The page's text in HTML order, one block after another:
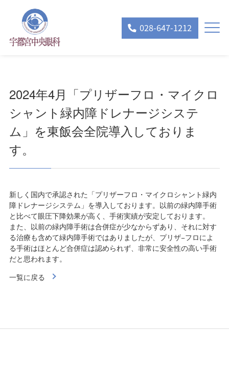
028-647-1212
2024年4月「プリザーフロ・マイクロ
シャント緑内障ドレナージシステ
ム」を東飯会全院導入しておりま
す。
新しく国内で承認された「プリザーフロ・マイクロシャント緑内
障ドレナージシステム」を導入しております。以前の緑内障手術
と比べて眼圧下降効果が高く、手術実績が安定しております。
また、以前の緑内障手術は合併症が少なからずあり、それに対す
る治療も含めて緑内障手術ではありましたが、プリザ−フロによ
る手術はほとんど合併症は認められず、非常に安全性の高い手術
だと思われます。
一覧に戻る